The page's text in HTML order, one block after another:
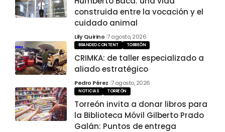
construida entre la vocación y el
cuidado animal
Lily Quirino 7 agosto, 2026
BRANDED CONTENT TORREÓN
CRIMKA: de taller especializado a
aliado estratégico
Pedro Pérez 7 agosto, 2026
NOTICIAS TORREÓN
Torreón invita a donar libros para
la Biblioteca Móvil Gilberto Prado
Galán: Puntos de entrega